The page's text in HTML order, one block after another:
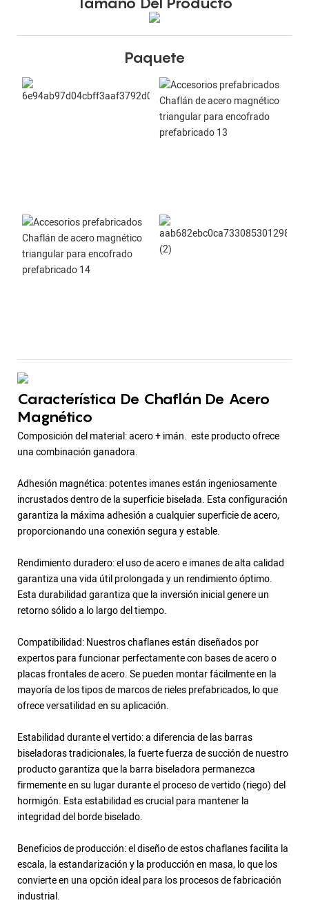
Paquete
Característica De Chaflán De Acero
Magnético
Composición del material: acero + imán. este producto ofrece
una combinación ganadora.
Adhesión magnética: potentes imanes están ingeniosamente
incrustados dentro de la superficie biselada. Esta configuración
garantiza la máxima adhesión a cualquier superficie de acero,
proporcionando una conexión segura y estable.
Rendimiento duradero: el uso de acero e imanes de alta calidad
garantiza una vida útil prolongada y un rendimiento óptimo.
Esta durabilidad garantiza que la inversión inicial genere un
retorno sólido a lo largo del tiempo.
Compatibilidad: Nuestros chaflanes están diseñados por
expertos para funcionar perfectamente con bases de acero o
placas frontales de acero. Se pueden montar fácilmente en la
mayoría de los tipos de marcos de rieles prefabricados, lo que
ofrece versatilidad en su aplicación.
Estabilidad durante el vertido: a diferencia de las barras
biseladoras tradicionales, la fuerte fuerza de succión de nuestro
producto garantiza que la barra biseladora permanezca
firmemente en su lugar durante el proceso de vertido (riego) del
hormigón. Esta estabilidad es crucial para mantener la
integridad del borde biselado.
Beneficios de producción: el diseño de estos chaflanes facilita la
escala, la estandarización y la producción en masa, lo que los
convierte en una opción ideal para los procesos de fabricación
industrial.